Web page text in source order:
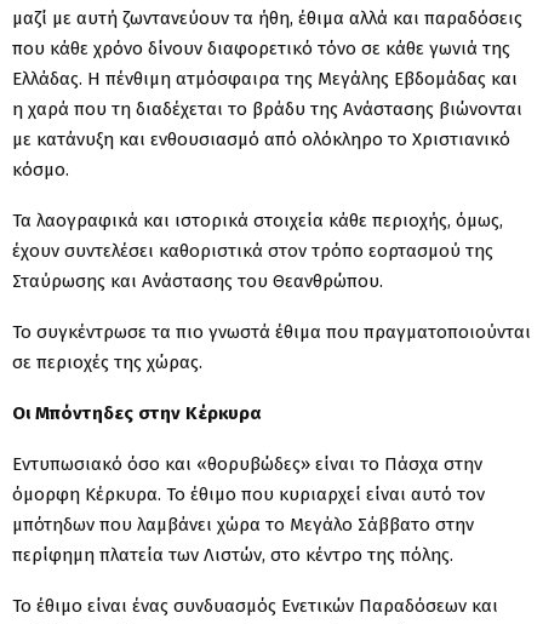
μαζί με αυτή ζωντανεύουν τα ήθη, έθιμα αλλά και παραδόσεις
που κάθε χρόνο δίνουν διαφορετικό τόνο σε κάθε γωνιά της
Ελλάδας. H πένθιμη ατμόσφαιρα της Μεγάλης Εβδομάδας και
η χαρά που τη διαδέχεται το βράδυ της Ανάστασης βιώνονται
με κατάνυξη και ενθουσιασμό από ολόκληρο το Χριστιανικό
κόσμο.
Τα λαογραφικά και ιστορικά στοιχεία κάθε περιοχής, όμως,
έχουν συντελέσει καθοριστικά στον τρόπο εορτασμού της
Σταύρωσης και Ανάστασης του Θεανθρώπου.
Το συγκέντρωσε τα πιο γνωστά έθιμα που πραγματοποιούνται
σε περιοχές της χώρας.
Οι Μπόντηδες στην Κέρκυρα
Εντυπωσιακό όσο και «θορυβώδες» είναι το Πάσχα στην
όμορφη Κέρκυρα. Το έθιμο που κυριαρχεί είναι αυτό τον
μπότηδων που λαμβάνει χώρα το Μεγάλο Σάββατο στην
περίφημη πλατεία των Λιστών, στο κέντρο της πόλης.
Το έθιμο είναι ένας συνδυασμός Ενετικών Παραδόσεων και